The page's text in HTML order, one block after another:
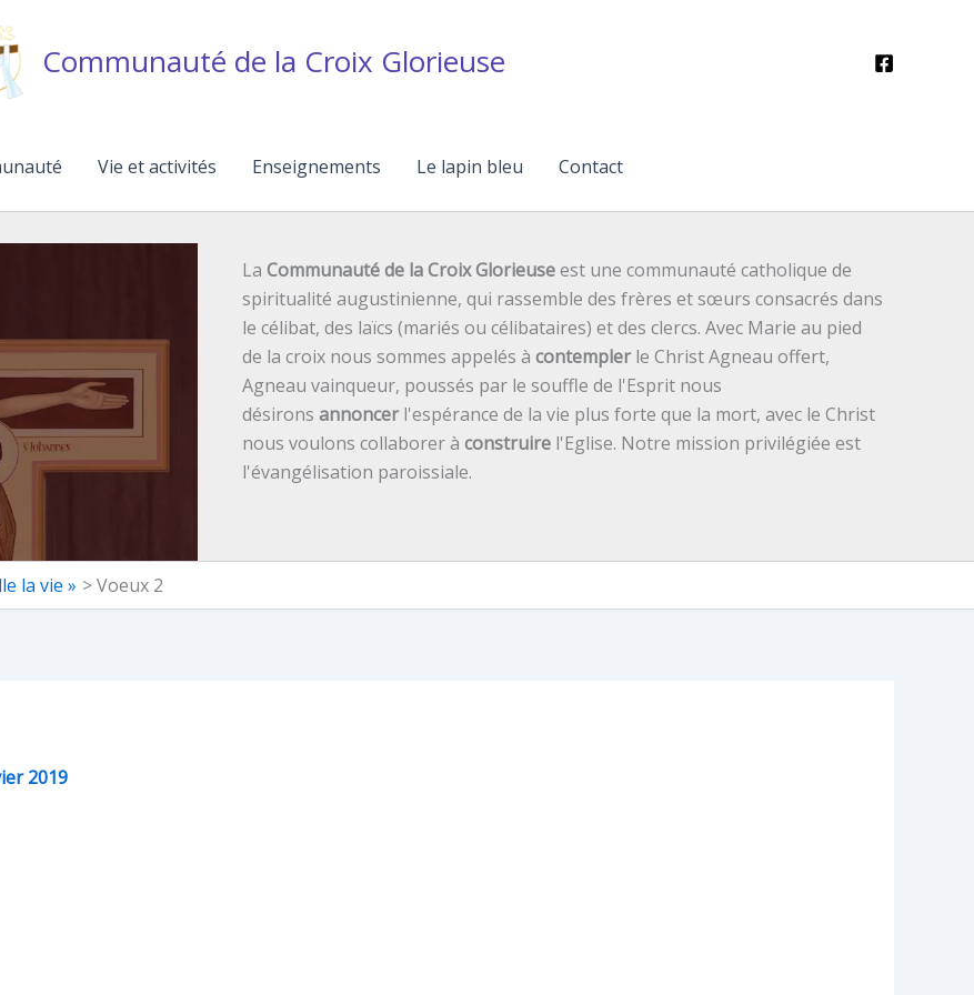
Communauté de la Croix Glorieuse
Vie et activités Enseignements Le lapin bleu Contact
La Communauté de la Croix Glorieuseest une communauté catholique de
spiritualité augustinienne, qui rassemble des frères et sœurs consacrés dans
le célibat, des laïcs (mariés ou célibataires) et des clercs. Avec Marie au pied
de la croix nous sommes appelés à contemplerle Christ Agneau offert,
Agneau vainqueur, poussés par le souffle de l'Esprit nous
désirons annoncerl'espérance de la vie plus forte que la mort, avec le Christ
nous voulons collaborer à construirel'Eglise. Notre mission privilégiée est
l'évangélisation paroissiale.
la vie » Voeux 2
2019